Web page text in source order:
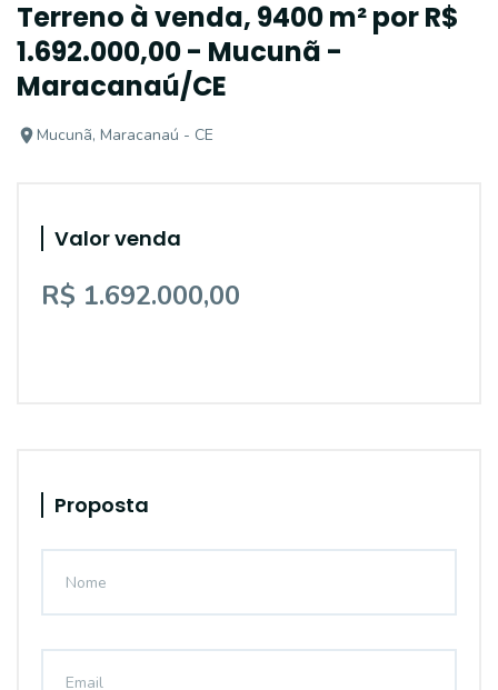
Terreno à venda, 9400 m² por R$
1.692.000,00 - Mucunã -
Maracanaú/CE
Mucunã, Maracanaú - CE
Valor venda
R$ 1.692.000,00
Proposta